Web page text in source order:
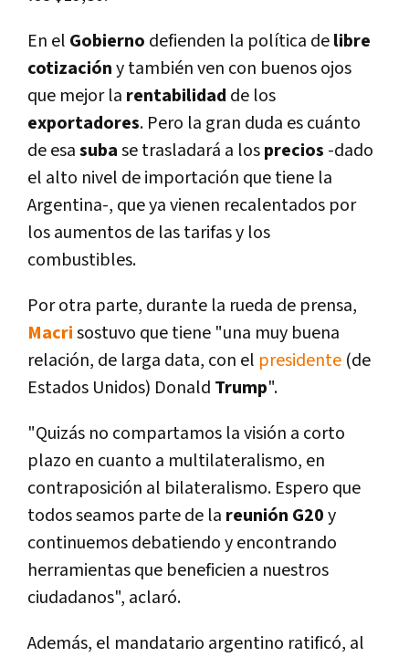
En el Gobierno defienden la polí­tica delibre
cotizacióny también ven con buenos ojos
que mejor la rentabilidad de los
exportadores. Pero la gran duda es cuánto
de esasubase trasladará a losprecios -dado
el alto nivel de importación que tiene la
Argentina-, que ya vienen recalentados por
los aumentos de las tarifas y los
combustibles.
Por otra parte, durante la rueda de prensa,
Macrisostuvo que tiene "una muy buena
relación, de larga data, con el presidente (de
Estados Unidos) Donald Trump".
"Quizás no compartamos la visión a corto
plazo en cuanto a multilateralismo, en
contraposición al bilateralismo. Espero que
todos seamos parte de la reunión G20y
continuemos debatiendo y encontrando
herramientas que beneficien a nuestros
ciudadanos", aclaró.
Además, el mandatario argentino ratificó, al